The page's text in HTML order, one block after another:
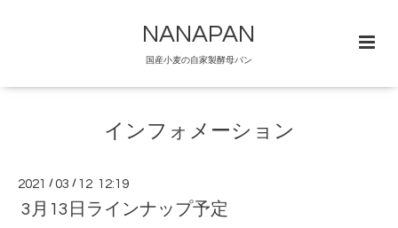
NANAPAN
国産小麦の自家製酵母パン
インフォメーション
2021 /03 / 12 12:19
3月13日ラインナップ予定